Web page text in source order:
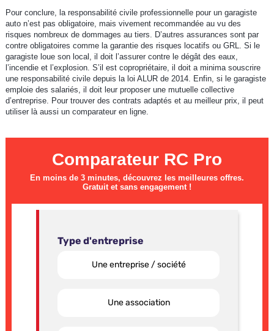
Pour conclure, la responsabilité civile professionnelle pour un garagiste
auto n’est pas obligatoire, mais vivement recommandée au vu des
risques nombreux de dommages au tiers. D’autres assurances sont par
contre obligatoires comme la garantie des risques locatifs ou GRL. Si le
garagiste loue son local, il doit l’assurer contre le dégât des eaux,
l’incendie et l’explosion. S’il est copropriétaire, il doit a minima souscrire
une responsabilité civile depuis la loi ALUR de 2014. Enfin, si le garagiste
emploie des salariés, il doit leur proposer une mutuelle collective
d’entreprise. Pour trouver des contrats adaptés et au meilleur prix, il peut
utiliser là aussi un comparateur en ligne.
Comparateur RC Pro
En moins de 3 minutes, découvrez les meilleures offres.
Gratuit et sans engagement !